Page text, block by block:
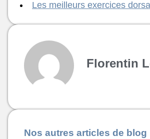
Les meilleurs exercices
Florentin
Nos autres articles de blog